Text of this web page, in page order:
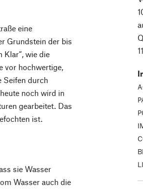
eine
Grundstein der bis
Klar“, wie die
vor hochwertige,
Seifen durch
noch wird in
gearbeitet. Das
ist.
sie Wasser
Wasser auch die